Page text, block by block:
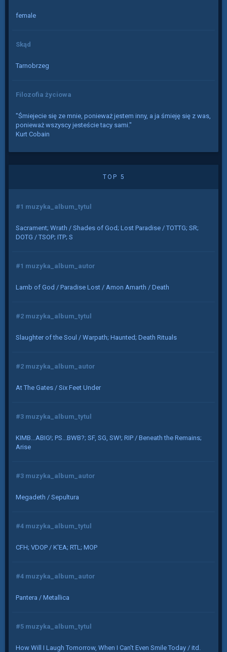
female
Skąd
Tarnobrzeg
Filozofia życiowa
"Śmiejecie się ze mnie, ponieważ jestem inny, a ja śmieję się z was,
ponieważ wszyscy jesteście tacy sami."
Kurt Cobain
TOP 5
#1 muzyka_album_tytul
Sacrament; Wrath / Shades of God; Lost Paradise / TOTTG; SR;
DOTG / TSOP; ITP; S
#1 muzyka_album_autor
Lamb of God / Paradise Lost / Amon Amarth / Death
#2 muzyka_album_tytul
Slaughter of the Soul / Warpath; Haunted; Death Rituals
#2 muzyka_album_autor
At The Gates / Six Feet Under
#3 muzyka_album_tytul
KIMB...ABIG!; PS...BWB?; SF, SG, SW!; RIP / Beneath the Remains;
Arise
#3 muzyka_album_autor
Megadeth / Sepultura
#4 muzyka_album_tytul
CFH; VDOP / K'EA; RTL; MOP
#4 muzyka_album_autor
Pantera / Metallica
#5 muzyka_album_tytul
How Will I Laugh Tomorrow, When I Can't Even Smile Today / itd.